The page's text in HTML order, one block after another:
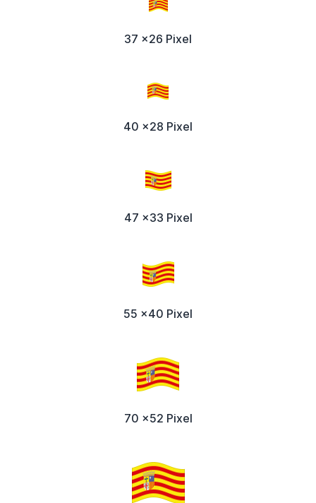
37 x26 Pixel
40 x28 Pixel
47 x33 Pixel
55 x40 Pixel
70 x52 Pixel